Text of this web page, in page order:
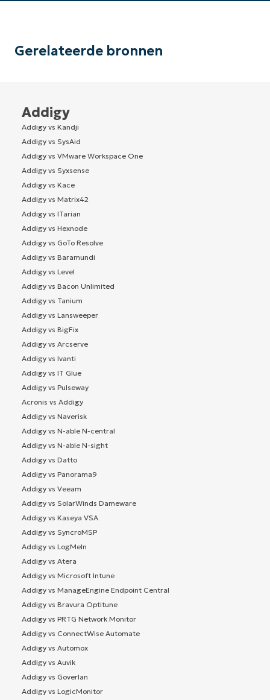
Gerelateerde bronnen
Addigy
Addigy vs Kandji
Addigy vs SysAid
Addigy vs VMware Workspace One
Addigy vs Syxsense
Addigy vs Kace
Addigy vs Matrix42
Addigy vs ITarian
Addigy vs Hexnode
Addigy vs GoTo Resolve
Addigy vs Baramundi
Addigy vs Level
Addigy vs Bacon Unlimited
Addigy vs Tanium
Addigy vs Lansweeper
Addigy vs BigFix
Addigy vs Arcserve
Addigy vs Ivanti
Addigy vs IT Glue
Addigy vs Pulseway
Acronis vs Addigy
Addigy vs Naverisk
Addigy vs N-able N-central
Addigy vs N-able N-sight
Addigy vs Datto
Addigy vs Panorama9
Addigy vs Veeam
Addigy vs SolarWinds Dameware
Addigy vs Kaseya VSA
Addigy vs SyncroMSP
Addigy vs LogMeIn
Addigy vs Atera
Addigy vs Microsoft Intune
Addigy vs ManageEngine Endpoint Central
Addigy vs Bravura Optitune
Addigy vs PRTG Network Monitor
Addigy vs ConnectWise Automate
Addigy vs Automox
Addigy vs Auvik
Addigy vs Goverlan
Addigy vs LogicMonitor